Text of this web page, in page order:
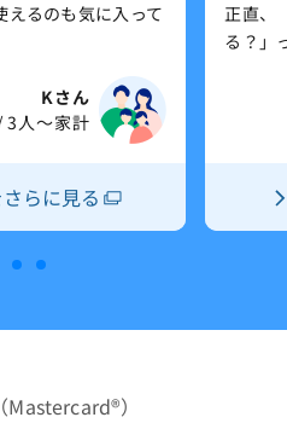
えるのも気に入って
Kさん
3人～家計
らに見る
いウィンドウで開きます。
正直、
る？」
）